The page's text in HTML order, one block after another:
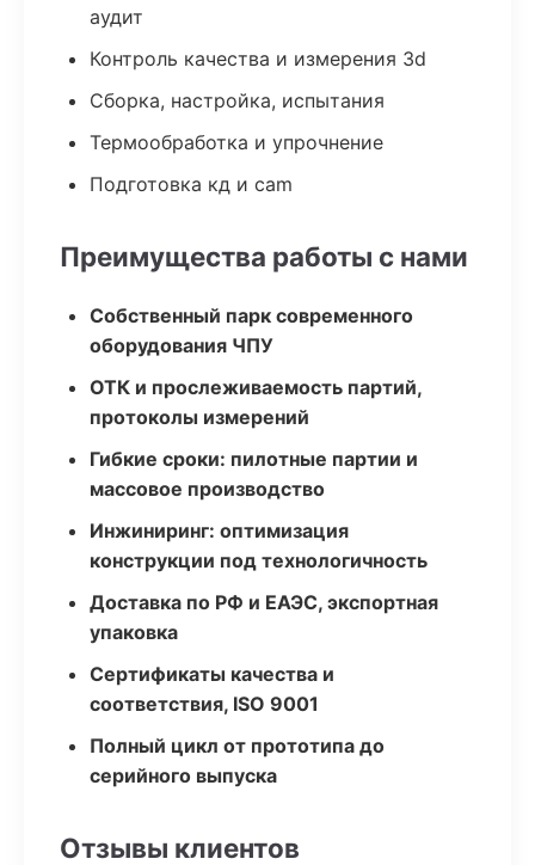
аудит
Контроль качества и измерения 3d
Сборка, настройка, испытания
Термообработка и упрочнение
Подготовка кд и cam
Преимущества работы с нами
Собственный парк современного
оборудования ЧПУ
ОТК и прослеживаемость партий,
протоколы измерений
Гибкие сроки: пилотные партии и
массовое производство
Инжиниринг: оптимизация
конструкции под технологичность
Доставка по РФ и ЕАЭС, экспортная
упаковка
Сертификаты качества и
соответствия, ISO 9001
Полный цикл от прототипа до
серийного выпуска
Отзывы клиентов